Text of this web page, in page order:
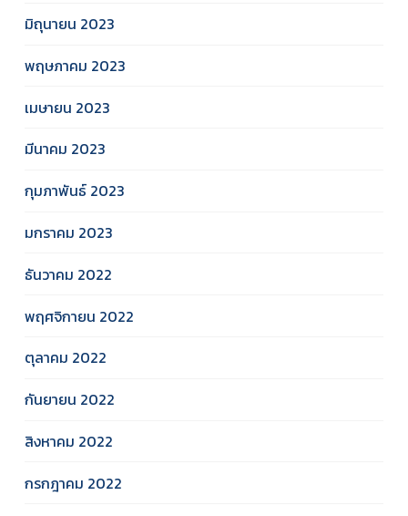
มิถุนายน 2023
พฤษภาคม 2023
เมษายน 2023
มีนาคม 2023
กุมภาพันธ์ 2023
มกราคม 2023
ธันวาคม 2022
พฤศจิกายน 2022
ตุลาคม 2022
กันยายน 2022
สิงหาคม 2022
กรกฎาคม 2022